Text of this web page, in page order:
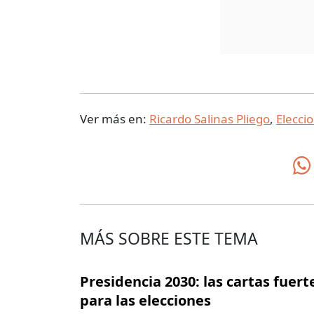
Ver más en: Ricardo Salinas Pliego,
MÁS SOBRE ESTE TEMA
Presidencia 2030: las cartas
para las elecciones